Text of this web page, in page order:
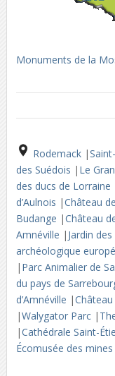
Monuments de la
Rodemack |
des Suédois | Le
des ducs de Lorraine
d’Aulnois |Château
Budange |Château
Amnéville | Jardin
archéologique
| Parc Animalier de
du pays de
d’Amnéville |
|Walygator Parc |
|Cathédrale Saint-
Écomusée des